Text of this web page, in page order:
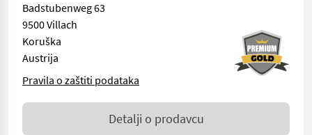
Badstubenweg 63
9500 Villach
Koruška
Austrija
Pravila o zaštiti podataka
Detalji o prodavcu